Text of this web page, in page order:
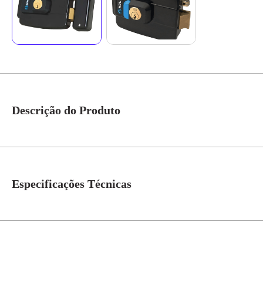
Descrição do Produto
Especificações Técnicas